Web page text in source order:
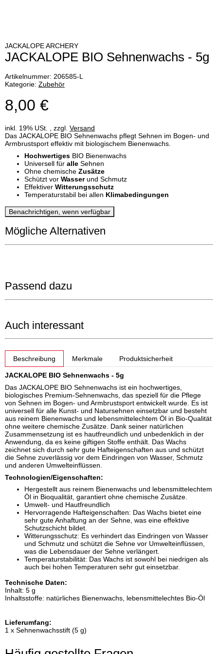
JACKALOPE ARCHERY
JACKALOPE BIO Sehnenwachs - 5g
Artikelnummer: 206585-L
Kategorie: Zubehör
8,00 €
inkl. 19% USt. , zzgl. Versand
Das JACKALOPE BIO Sehnenwachs pflegt Sehnen im Bogen- und
Armbrustsport effektiv mit biologischem Bienenwachs.
Hochwertiges BIO Bienenwachs
Universell für alle Sehnen
Ohne chemische Zusätze
Schützt vor Wasserund Schmutz
Effektiver Witterungsschutz
Temperaturstabil bei allen Klimabedingungen
Benachrichtigen, wenn verfügbar
Mögliche Alternativen
Passend dazu
Auch interessant
Beschreibung Merkmale Produktsicherheit
JACKALOPE BIO Sehnenwachs - 5g
Das JACKALOPE BIO Sehnenwachs ist ein hochwertiges,
biologisches Premium-Sehnenwachs, das speziell für die Pflege
von Sehnen im Bogen- und Armbrustsport entwickelt wurde. Es ist
universell für alle Kunst- und Natursehnen einsetzbar und besteht
aus reinem Bienenwachs und lebensmittelechtem Öl in Bio-Qualität
ohne weitere chemische Zusätze. Dank seiner natürlichen
Zusammensetzung ist es hautfreundlich und unbedenklich in der
Anwendung, da es keine giftigen Stoffe enthält. Das Wachs
zeichnet sich durch sehr gute Hafteigenschaften aus und schützt
die Sehne zuverlässig vor dem Eindringen von Wasser, Schmutz
und anderen Umwelteinflüssen.
Technologien/Eigenschaften:
Hergestellt aus reinem Bienenwachs und lebensmittelechtem
Öl in Bioqualität, garantiert ohne chemische Zusätze.
Umwelt- und Hautfreundlich
Hervorragende Hafteigenschaften: Das Wachs bietet eine
sehr gute Anhaftung an der Sehne, was eine effektive
Schutzschicht bildet.
Witterungsschutz: Es verhindert das Eindringen von Wasser
und Schmutz und schützt die Sehne vor Umwelteinflüssen,
was die Lebensdauer der Sehne verlängert.
Temperaturstabilität: Das Wachs ist sowohl bei niedrigen als
auch bei hohen Temperaturen sehr gut einsetzbar.
Technische Daten:
Inhalt: 5 g
Inhaltsstoffe: natürliches Bienenwachs, lebensmittelechtes Bio-Öl
Lieferumfang:
1 x Sehnenwachsstift (5 g)